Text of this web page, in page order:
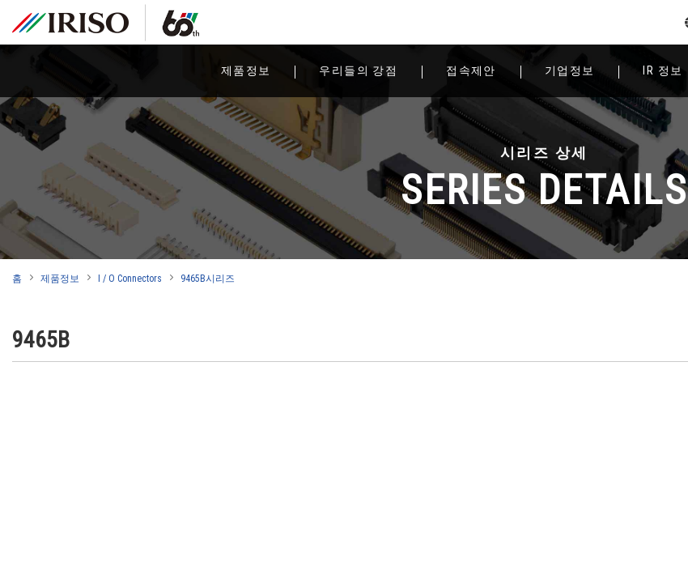
제품정보 우리들의 강점 접속제안 기업정보 IR 정보
시리즈 상세
SERIES DETAILS
홈 제품정보 I / O Connectors 9465B시리즈
9465B